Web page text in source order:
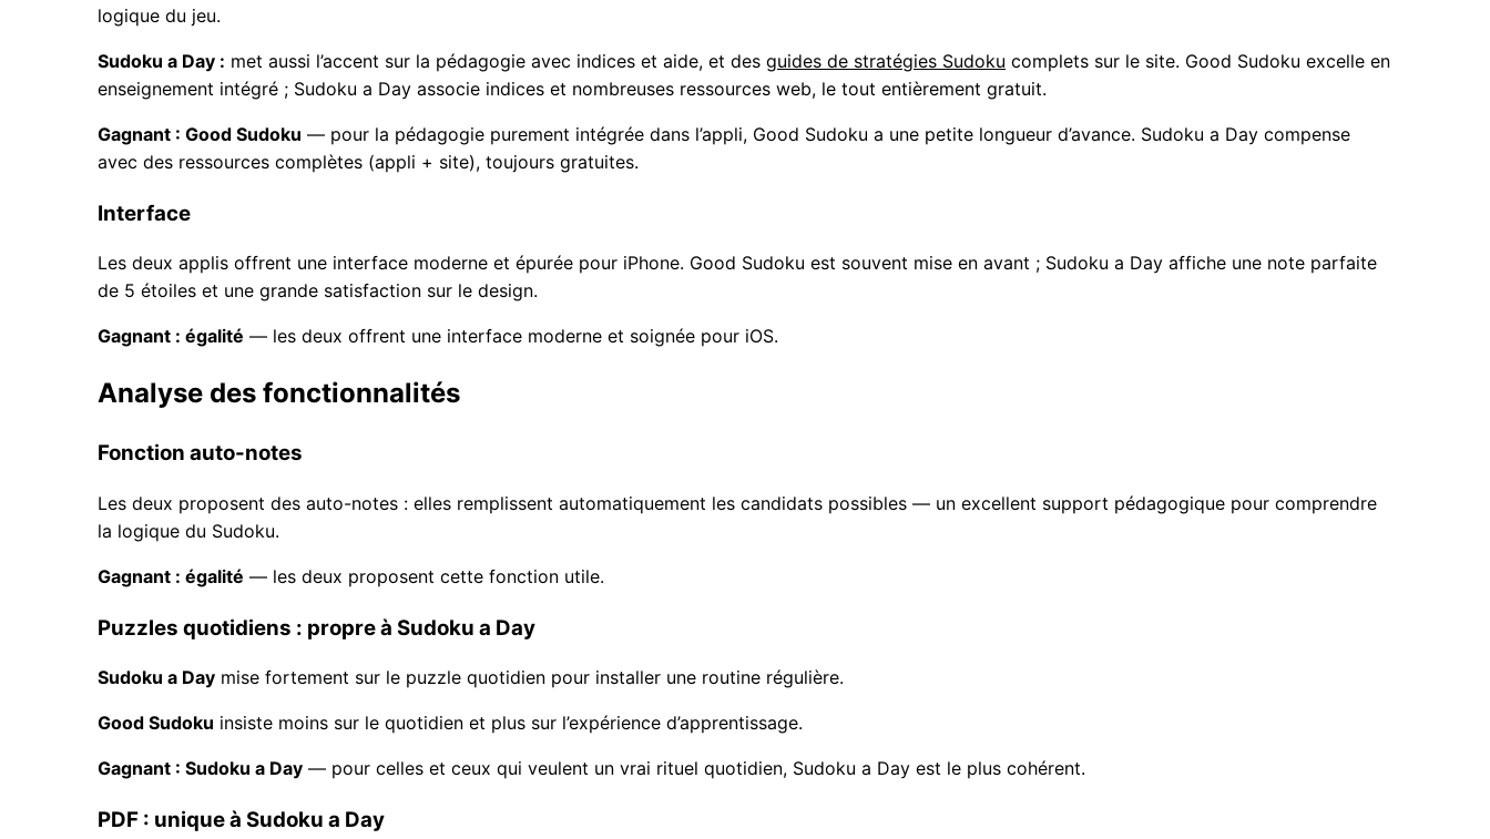
logique du jeu.
Sudoku a Day : met aussi l’accent sur la pédagogie avec indices et aide, et des guides de stratégies Sudoku complets sur le site. Good Sudoku excelle en
enseignement intégré ; Sudoku a Day associe indices et nombreuses ressources web, le tout entièrement gratuit.
Gagnant : Good Sudoku — pour la pédagogie purement intégrée dans l’appli, Good Sudoku a une petite longueur d’avance. Sudoku a Day compense
avec des ressources complètes (appli + site), toujours gratuites.
Interface
Les deux applis offrent une interface moderne et épurée pour iPhone. Good Sudoku est souvent mise en avant ; Sudoku a Day affiche une note parfaite
de 5 étoiles et une grande satisfaction sur le design.
Gagnant : égalité — les deux offrent une interface moderne et soignée pour iOS.
Analyse des fonctionnalités
Fonction auto-notes
Les deux proposent des auto-notes : elles remplissent automatiquement les candidats possibles — un excellent support pédagogique pour comprendre
la logique du Sudoku.
Gagnant : égalité — les deux proposent cette fonction utile.
Puzzles quotidiens : propre à Sudoku a Day
Sudoku a Day mise fortement sur le puzzle quotidien pour installer une routine régulière.
Good Sudoku insiste moins sur le quotidien et plus sur l’expérience d’apprentissage.
Gagnant : Sudoku a Day — pour celles et ceux qui veulent un vrai rituel quotidien, Sudoku a Day est le plus cohérent.
PDF : unique à Sudoku a Day